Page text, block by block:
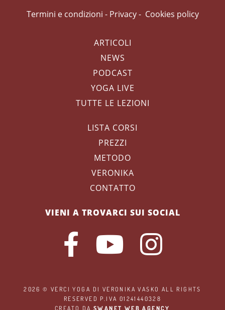
Termini e condizioni - Privacy- Cookies policy
ARTICOLI
NEWS
PODCAST
YOGA LIVE
TUTTE LE LEZIONI
LISTA CORSI
PREZZI
METODO
VERONIKA
CONTATTO
VIENI A TROVARCI SUI SOCIAL
2026 ©VERCI YOGA DI VERONIKA VASKO ALL RIGHTS
RESERVED P.IVA 01241440328
CREATO DASWANET WEB AGENCY